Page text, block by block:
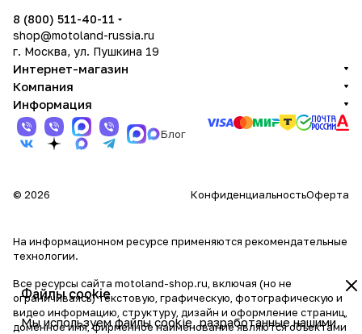
Файлы cookie
Мы используем файлы cookie, разработанные нашими
8 (800) 511-40-11
shop@motoland-russia.ru
г. Москва, ул. Пушкина 19
Интернет-магазин
Компания
Информация
Блог
© 2026 КонфиденциальностьОферта
На информационном ресурсе применяются рекомендательные
технологии.
Все ресурсы сайта motoland-shop.ru, включая (но не
ограничиваясь) текстовую, графическую, фотографическую и
видео информацию, структуру, дизайн и оформление страниц,
доменное имя, фирменное наименование являются объектами